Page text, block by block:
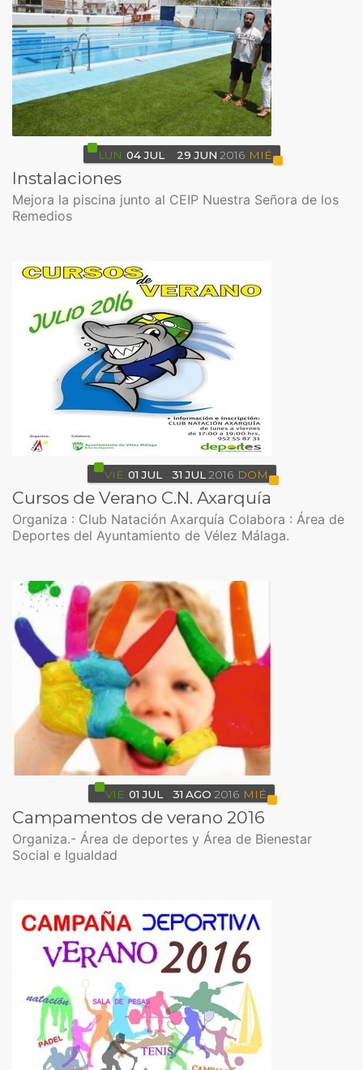
LUN 04 JUL 29 JUN 2016 MIÉ
Instalaciones
Mejora la piscina junto al CEIP Nuestra Señora de los
Remedios
VIE 01 JUL 31 JUL 2016 DOM
Cursos de Verano C.N. Axarquía
Organiza : Club Natación Axarquía Colabora : Área de
Deportes del Ayuntamiento de Vélez Málaga.
VIE 01 JUL 31 AGO 2016 MIÉ
Campamentos de verano 2016
Organiza.- Área de deportes y Área de Bienestar
Social e Igualdad